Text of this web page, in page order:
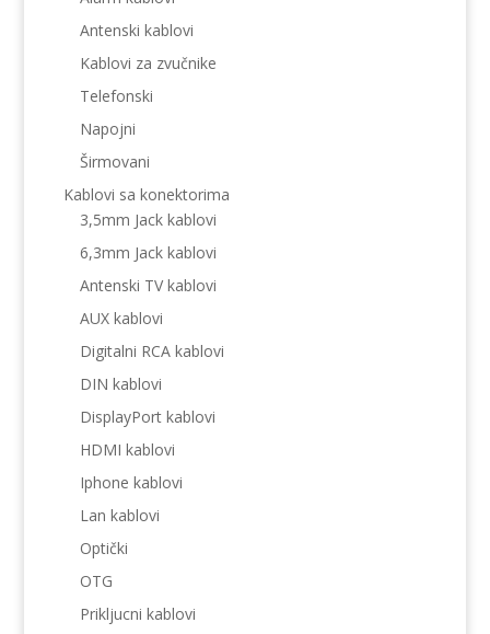
Antenski kablovi
Kablovi za zvučnike
Telefonski
Napojni
Širmovani
Kablovi sa konektorima
3,5mm Jack kablovi
6,3mm Jack kablovi
Antenski TV kablovi
AUX kablovi
Digitalni RCA kablovi
DIN kablovi
DisplayPort kablovi
HDMI kablovi
Iphone kablovi
Lan kablovi
Optički
OTG
Prikljucni kablovi